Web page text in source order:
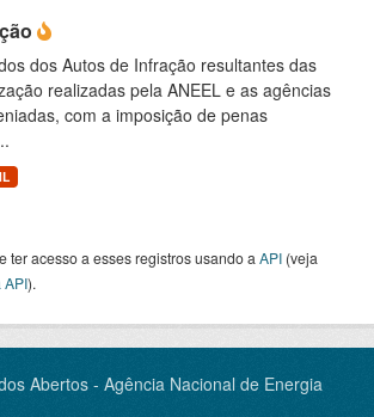
dos Autos de Infração resultantes das
realizadas pela ANEEL e as agências
com a imposição de penas
ter acesso a esses registros usando a API (veja
API).
Abertos - Agência Nacional de Energia